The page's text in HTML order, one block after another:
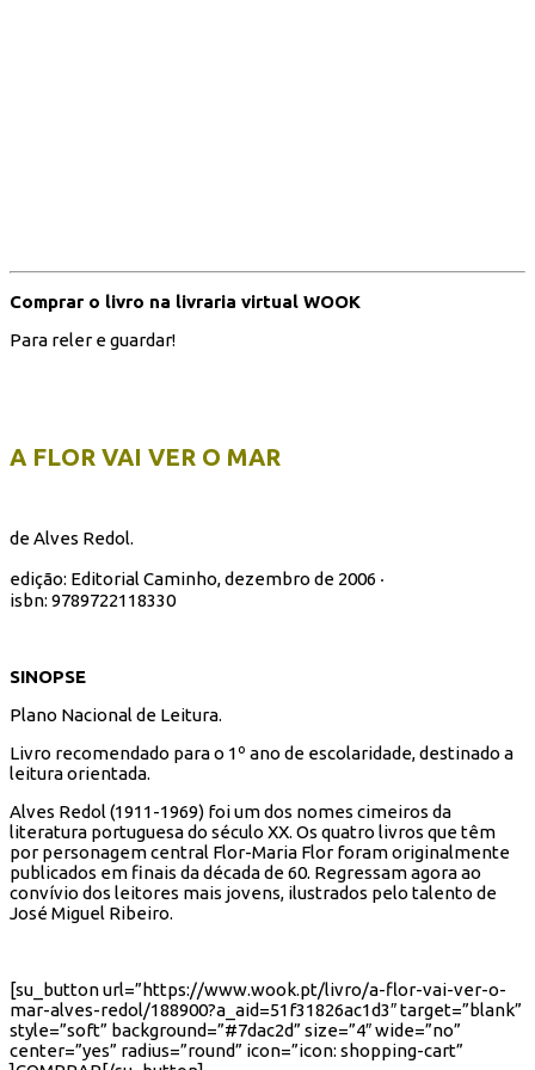
Comprar o livro na livraria virtual WOOK
Para reler e guardar!
A FLOR VAI VER O MAR
de Alves Redol.
edição: Editorial Caminho, dezembro de 2006 ‧
isbn: 9789722118330
SINOPSE
Plano Nacional de Leitura.
Livro recomendado para o 1º ano de escolaridade, destinado a
leitura orientada.
Alves Redol (1911-1969) foi um dos nomes cimeiros da
literatura portuguesa do século XX. Os quatro livros que têm
por personagem central Flor-Maria Flor foram originalmente
publicados em finais da década de 60. Regressam agora ao
convívio dos leitores mais jovens, ilustrados pelo talento de
José Miguel Ribeiro.
[su_button url=”https://www.wook.pt/livro/a-flor-vai-ver-o-
mar-alves-redol/188900?a_aid=51f31826ac1d3″ target=”blank”
style=”soft” background=”#7dac2d” size=”4″ wide=”no”
center=”yes” radius=”round” icon=”icon: shopping-cart”